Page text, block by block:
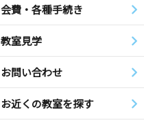
会費・各種手続き
教室見学
お問い合わせ
お近くの教室を探す